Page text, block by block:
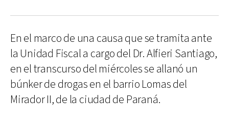
En el marco de una causa que se tramita ante
la Unidad Fiscal a cargo del Dr. Alfieri Santiago,
en el transcurso del miércoles se allanó un
búnker de drogas en el barrio Lomas del
Mirador II, de la ciudad de Paraná.